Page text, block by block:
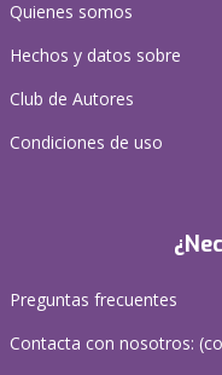
Quienes somos
Hechos y datos sobre
Club de Autores
Condiciones de uso
Preguntas frecuentes
Contacta con nosotros: (